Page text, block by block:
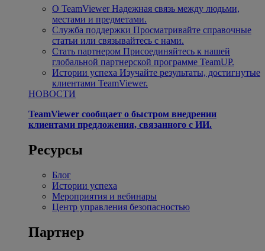
О TeamViewer Надежная связь между людьми,
местами и предметами.
Служба поддержки Просматривайте справочные
статьи или связывайтесь с нами.
Стать партнером Присоединяйтесь к нашей
глобальной партнерской программе TeamUP.
Истории успеха Изучайте результаты, достигнутые
клиентами TeamViewer.
НОВОСТИ
TeamViewer сообщает о быстром внедрении
клиентами предложения, связанного с ИИ.
Ресурсы
Блог
Истории успеха
Мероприятия и вебинары
Центр управления безопасностью
Партнер